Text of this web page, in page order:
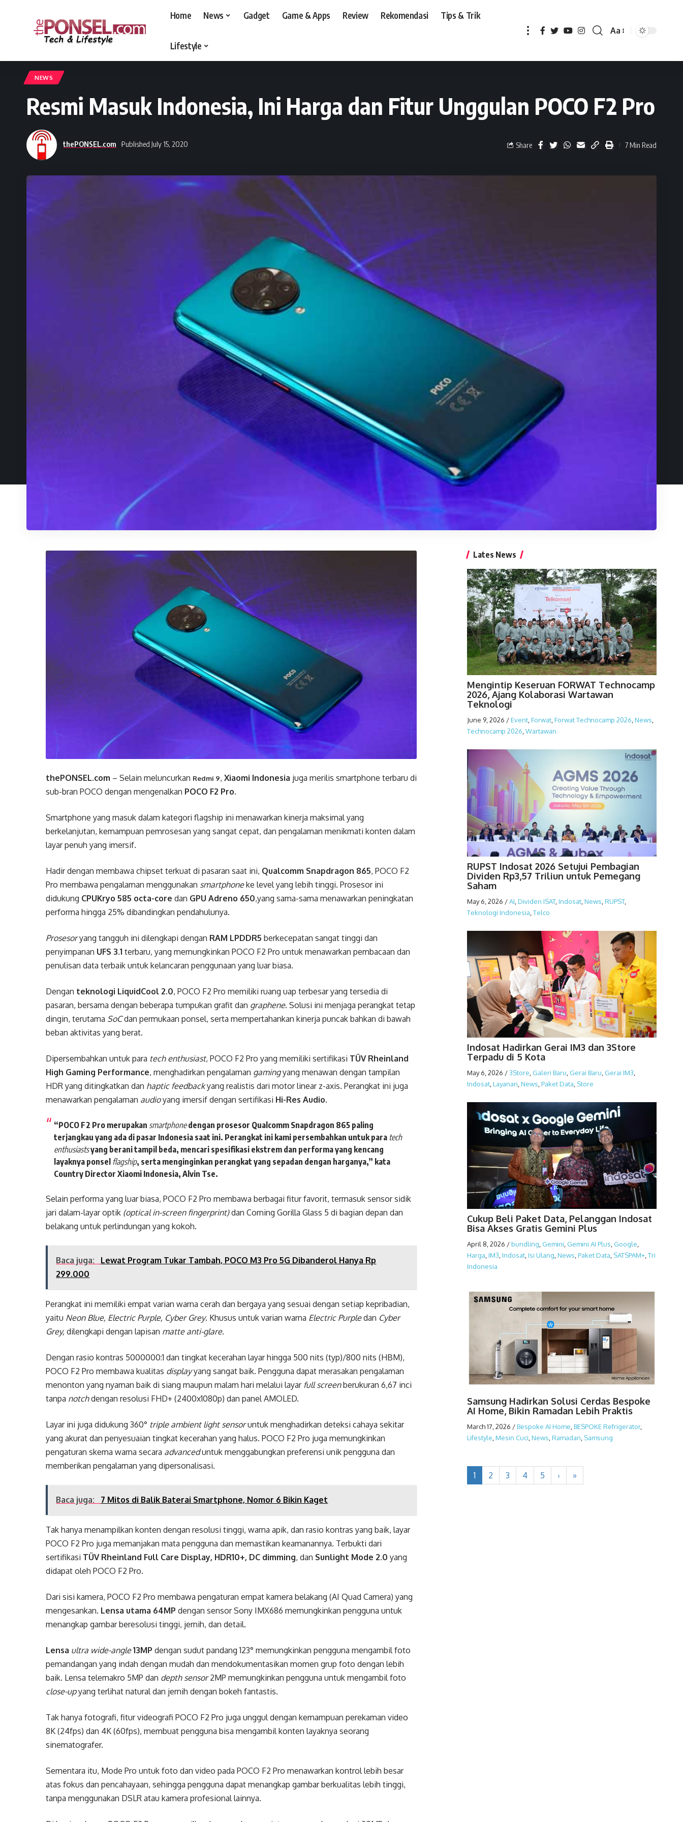
Home News Gadget Game & Apps Review Rekomendasi Tips & Trik
Lifestyle
Aa
NEWS
Resmi Masuk Indonesia, Ini Harga dan Fitur Unggulan POCO F2 Pro
thePONSEL.com Published July 15, 2020 Share 7 Min Read
thePONSEL.com – Selain meluncurkan Redmi 9,Xiaomi Indonesia juga merilis smartphone terbaru di
sub-bran POCO dengan mengenalkan POCO F2 Pro.
Smartphone yang masuk dalam kategori flagship ini menawarkan kinerja maksimal yang
berkelanjutan, kemampuan pemrosesan yang sangat cepat, dan pengalaman menikmati konten dalam
layar penuh yang imersif.
Hadir dengan membawa chipset terkuat di pasaran saat ini, Qualcomm Snapdragon 865, POCO F2
Pro membawa pengalaman menggunakan smartphoneke level yang lebih tinggi. Prosesor ini
didukung CPUKryo 585 octa-core dan GPU Adreno 650,yang sama-sama menawarkan peningkatan
performa hingga 25% dibandingkan pendahulunya.
Prosesoryang tangguh ini dilengkapi dengan RAM LPDDR5 berkecepatan sangat tinggi dan
penyimpanan UFS 3.1 terbaru, yang memungkinkan POCO F2 Pro untuk menawarkan pembacaan dan
penulisan data terbaik untuk kelancaran penggunaan yang luar biasa.
Dengan teknologi LiquidCool 2.0, POCO F2 Pro memiliki ruang uap terbesar yang tersedia di
pasaran, bersama dengan beberapa tumpukan grafit dan graphene. Solusi ini menjaga perangkat tetap
dingin, terutama SoCdan permukaan ponsel, serta mempertahankan kinerja puncak bahkan di bawah
beban aktivitas yang berat.
Dipersembahkan untuk para tech enthusiast, POCO F2 Pro yang memiliki sertifikasi TÜV Rheinland
High Gaming Performance, menghadirkan pengalaman gamingyang menawan dengan tampilan
HDR yang ditingkatkan dan haptic feedbackyang realistis dari motor linear z-axis. Perangkat ini juga
menawarkan pengalaman audioyang imersif dengan sertifikasi Hi-Res Audio.
“POCO F2 Pro merupakansmartphonedengan prosesor Qualcomm Snapdragon 865 paling
terjangkau yang ada di pasar Indonesia saat ini. Perangkat ini kami persembahkan untuk para tech
enthusiastsyang berani tampil beda, mencari spesifikasi ekstrem dan performa yang kencang
layaknya ponsel flagship, serta menginginkan perangkat yang sepadan dengan harganya,” kata
Country Director Xiaomi Indonesia, Alvin Tse.
Selain performa yang luar biasa, POCO F2 Pro membawa berbagai fitur favorit, termasuk sensor sidik
jari dalam-layar optik (optical in-screen fingerprint)dan Corning Gorilla Glass 5 di bagian depan dan
belakang untuk perlindungan yang kokoh.
Baca juga:
Lewat Program Tukar Tambah, POCO M3 Pro 5G Dibanderol Hanya Rp
299.000
Perangkat ini memiliki empat varian warna cerah dan bergaya yang sesuai dengan setiap kepribadian,
yaitu Neon Blue, Electric Purple, Cyber Grey. Khusus untuk varian warna Electric Purpledan Cyber
Grey,dilengkapi dengan lapisan matte anti-glare.
Dengan rasio kontras 5000000:1 dan tingkat kecerahan layar hingga 500 nits (typ)/800 nits (HBM),
POCO F2 Pro membawa kualitas displayyang sangat baik. Pengguna dapat merasakan pengalaman
menonton yang nyaman baik di siang maupun malam hari melalui layar full screenberukuran 6,67 inci
tanpa notchdengan resolusi FHD+ (2400x1080p) dan panel AMOLED.
Layar ini juga didukung 360° triple ambient light sensoruntuk menghadirkan deteksi cahaya sekitar
yang akurat dan penyesuaian tingkat kecerahan yang halus. POCO F2 Pro juga memungkinkan
pengaturan skema warna secara advanceduntuk menggabungkan preferensi unik pengguna dan
memberikan pengalaman yang dipersonalisasi.
Baca juga: 7 Mitos di Balik Baterai Smartphone, Nomor 6 Bikin Kaget
Tak hanya menampilkan konten dengan resolusi tinggi, warna apik, dan rasio kontras yang baik, layar
POCO F2 Pro juga memanjakan mata pengguna dan memastikan keamanannya. Terbukti dari
sertifikasi TÜV Rheinland Full Care Display, HDR10+, DC dimming, dan Sunlight Mode 2.0 yang
didapat oleh POCO F2 Pro.
Dari sisi kamera, POCO F2 Pro membawa pengaturan empat kamera belakang (AI Quad Camera) yang
mengesankan. Lensa utama 64MP dengan sensor Sony IMX686 memungkinkan pengguna untuk
menangkap gambar beresolusi tinggi, jernih, dan detail.
Lensa ultra wide-angle13MP dengan sudut pandang 123° memungkinkan pengguna mengambil foto
pemandangan yang indah dengan mudah dan mendokumentasikan momen grup foto dengan lebih
baik. Lensa telemakro 5MP dan depth sensor2MP memungkinkan pengguna untuk mengambil foto
close-upyang terlihat natural dan jernih dengan bokeh fantastis.
Tak hanya fotografi, fitur videografi POCO F2 Pro juga unggul dengan kemampuan perekaman video
8K (24fps) dan 4K (60fps), membuat pengguna bisa mengambil konten layaknya seorang
sinematografer.
Sementara itu, Mode Pro untuk foto dan video pada POCO F2 Pro menawarkan kontrol lebih besar
atas fokus dan pencahayaan, sehingga pengguna dapat menangkap gambar berkualitas lebih tinggi,
tanpa menggunakan DSLR atau kamera profesional lainnya.
Lates News
Mengintip Keseruan FORWAT Technocamp
2026, Ajang Kolaborasi Wartawan
Teknologi
June 9, 2026 /Event,Forwat,Forwat Technocamp 2026,News,
Technocamp 2026,Wartawan
RUPST Indosat 2026 Setujui Pembagian
Dividen Rp3,57 Triliun untuk Pemegang
Saham
May 6, 2026 /AI Dividen ISAT, Indosat, News RUPST,
Teknologi Indonesia Telco
Indosat Hadirkan Gerai IM3 dan 3Store
Terpadu di 5 Kota
May 6, 2026 /3Store Galeri Baru Gerai Baru Gerai IM3
Indosat, Layanan News Paket Data Store
Cukup Beli Paket Data, Pelanggan Indosat
Bisa Akses Gratis Gemini Plus
April 8, 2026 /bundling Gemini Gemini AI Plus Google
Harga IM3 Indosat, Isi Ulang News Paket Data SATSPAM+, Tri
Indonesia
Samsung Hadirkan Solusi Cerdas Bespoke
AI Home, Bikin Ramadan Lebih Praktis
March 17, 2026 /Bespoke AI Home BESPOKE Refrigerator,
Lifestyle Mesin Cuci News Ramadan Samsung
1 2 3 4 5 › »